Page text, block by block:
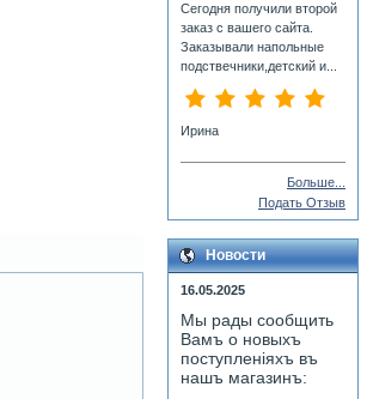
Сегодня получили второй
заказ с вашего сайта.
Заказывали напольные
подствечники,детский и...
Ирина
Больше...
Подать Отзыв
Новости
16.05.2025
Мы рады сообщить
Вамъ о новыхъ
поступленiяхъ въ
нашъ магазинъ: